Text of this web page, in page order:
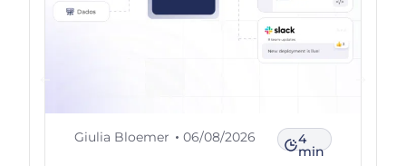
Giulia Bloemer 06/08/2026 4
min